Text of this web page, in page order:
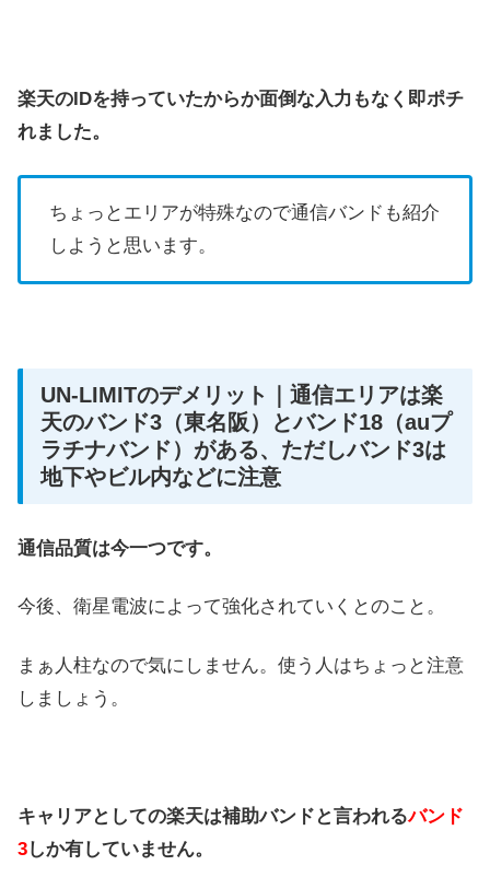
楽天のIDを持っていたからか面倒な入力もなく即ポチ
れました。
ちょっとエリアが特殊なので通信バンドも紹介
しようと思います。
UN-LIMITのデメリット｜通信エリアは楽
天のバンド3（東名阪）とバンド18（auプ
ラチナバンド）がある、ただしバンド3は
地下やビル内などに注意
通信品質は今一つです。
今後、衛星電波によって強化されていくとのこと。
まぁ人柱なので気にしません。使う人はちょっと注意
しましょう。
キャリアとしての楽天は補助バンドと言われるバンド
3しか有していません。